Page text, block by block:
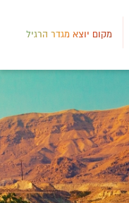
מקום יוצא מגדר הרגיל